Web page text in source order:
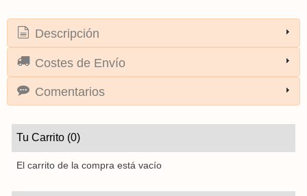
Tu Carrito (0)
El carrito de la compra está vacío
Descripción
Costes de Envío
Comentarios